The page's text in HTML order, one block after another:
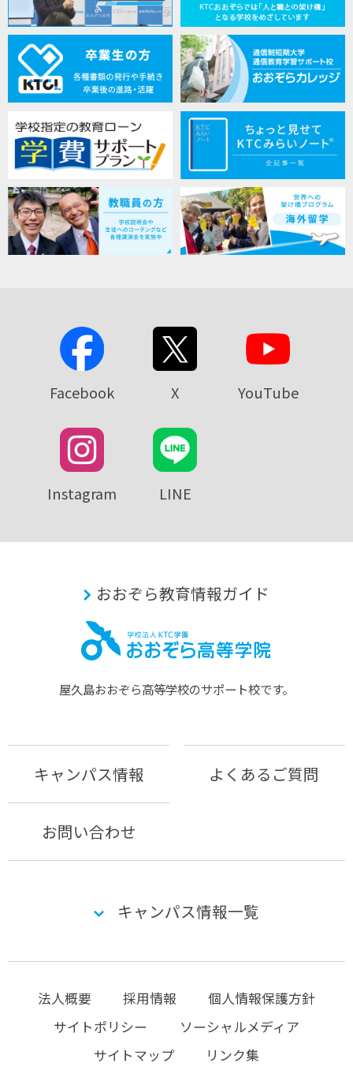
Facebook X YouTube
Instagram LINE
おおぞら教育情報ガイド
屋久島おおぞら⾼等学校のサポート校です。
キャンパス情報 よくあるご質問
お問い合わせ
キャンパス情報一覧
法人概要 採用情報
個人情報保護方針
サイトポリシー
ソーシャルメディア
サイトマップ
リンク集